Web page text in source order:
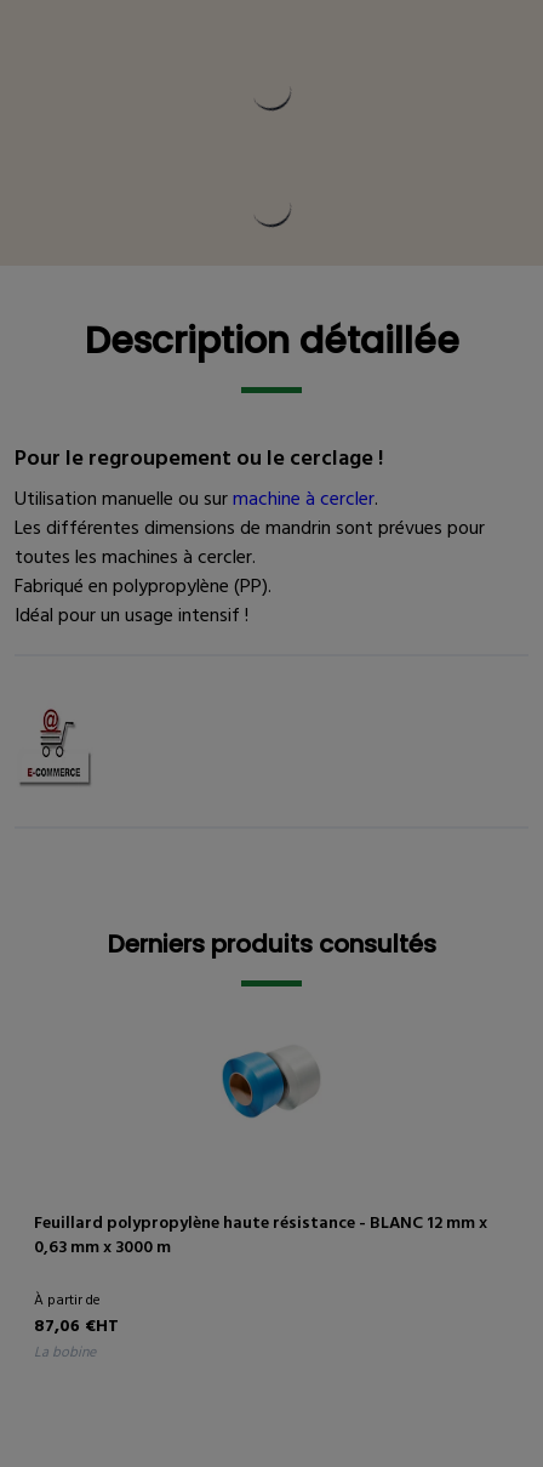
Description détaillée
Pour le regroupement ou le cerclage !
Utilisation manuelle ou surmachine à cercler.
Les différentes dimensions de mandrin sont prévues pour
toutes les machines à cercler.
Fabriqué en polypropylène (PP).
Idéal pour un usage intensif !
Derniers produits consultés
Feuillard polypropylène haute résistance - BLANC 12 mm x
0,63 mm x 3000 m
À partir de
87,06 €HT
la bobine